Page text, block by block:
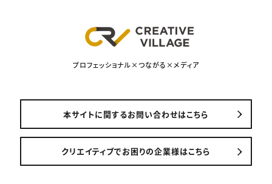
プロフェッショナル×つながる×メディア
本サイトに関するお問い合わせはこちら
クリエイティブでお困りの企業様はこちら